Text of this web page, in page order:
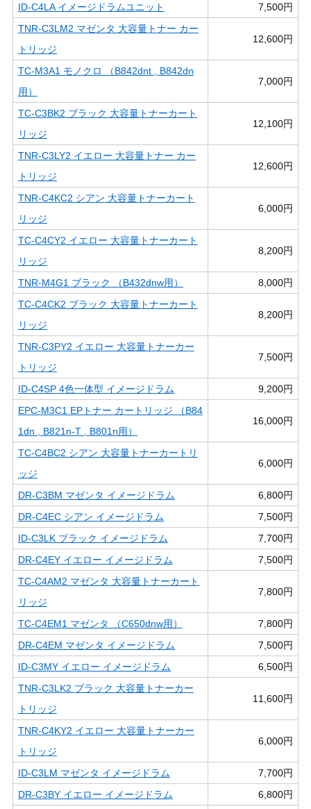
ID-C4LA イメージドラムユニット
7,500円
TNR-C3LM2 マゼンタ 大容量トナー カー
トリッジ
12,600円
TC-M3A1 モノクロ （B842dnt , B842dn
用）
7,000円
TC-C3BK2 ブラック 大容量トナーカート
リッジ
12,100円
TNR-C3LY2 イエロー 大容量トナー カー
トリッジ
12,600円
TNR-C4KC2 シアン 大容量トナーカート
リッジ
6,000円
TC-C4CY2 イエロー 大容量トナーカート
リッジ
8,200円
TNR-M4G1 ブラック （B432dnw用）
8,000円
TC-C4CK2 ブラック 大容量トナーカート
リッジ
8,200円
TNR-C3PY2 イエロー 大容量トナーカー
トリッジ
7,500円
ID-C4SP 4色一体型 イメージドラム
9,200円
EPC-M3C1 EPトナー カートリッジ （B84
1dn , B821n-T , B801n用）
16,000円
TC-C4BC2 シアン 大容量トナーカートリ
ッジ
6,000円
DR-C3BM マゼンタ イメージドラム
6,800円
DR-C4EC シアン イメージドラム
7,500円
ID-C3LK ブラック イメージドラム
7,700円
DR-C4EY イエロー イメージドラム
7,500円
TC-C4AM2 マゼンタ 大容量トナーカート
リッジ
7,800円
TC-C4EM1 マゼンタ （C650dnw用）
7,800円
DR-C4EM マゼンタ イメージドラム
7,500円
ID-C3MY イエロー イメージドラム
6,500円
TNR-C3LK2 ブラック 大容量トナーカー
トリッジ
11,600円
TNR-C4KY2 イエロー 大容量トナーカー
トリッジ
6,000円
ID-C3LM マゼンタ イメージドラム
7,700円
DR-C3BY イエロー イメージドラム
6,800円